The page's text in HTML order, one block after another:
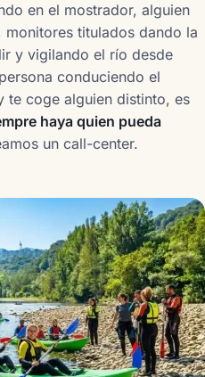
en el mostrador, alguien
monitores titulados dando la
y vigilando el río desde
conduciendo el
te coge alguien distinto, es
haya quien pueda
un call-center.